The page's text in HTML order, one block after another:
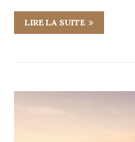
LIRE LA SUITE